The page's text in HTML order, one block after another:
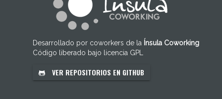
Desarrollado por coworkers de la Ínsula Coworking
Código liberado bajo licencia GPL
VER REPOSITORIOS EN GITHUB